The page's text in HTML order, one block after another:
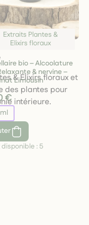
besoins, du
émotionnel
pour une
& Élixirs floraux et
des plantes pour
intérieure.
Extraits Plantes &
Elixirs floraux
bio – Alcoolature
& nervine –
Limousin
€
: 5